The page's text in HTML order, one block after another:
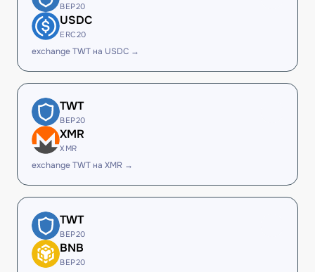
BEP20
USDC
ERC20
exchange TWT на USDC →
TWT
BEP20
XMR
XMR
exchange TWT на XMR →
TWT
BEP20
BNB
BEP20